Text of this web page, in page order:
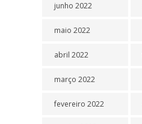
junho 2022
maio 2022
abril 2022
março 2022
fevereiro 2022